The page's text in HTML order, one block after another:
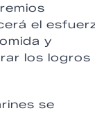
el
y
los logros
se